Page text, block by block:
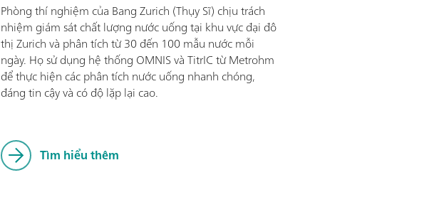
Phòng thí nghiệm của Bang Zurich (Thụy Sĩ) chịu trách
nhiệm giám sát chất lượng nước uống tại khu vực đại đô
thị Zurich và phân tích từ 30 đến 100 mẫu nước mỗi
ngày. Họ sử dụng hệ thống OMNIS và TitrIC từ Metrohm
để thực hiện các phân tích nước uống nhanh chóng,
đáng tin cậy và có độ lặp lại cao.
Tìm hiểu thêm